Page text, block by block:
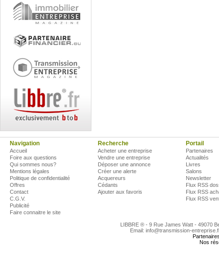
Navigation
Accueil
Foire aux questions
Qui sommes nous?
Mentions légales
Politique de confidentialité
Offres
Contact
C.G.V.
Publicité
Faire connaitre le site
Recherche
Acheter une entreprise
Vendre une entreprise
Déposer une annonce
Créer une alerte
Acquereurs
Cédants
Ajouter aux favoris
Portail
Partenaires
Actualités
Livres
Salons
Newsletter
Flux RSS
Flux RSS
Flux RSS
LIBBRE ® - 9 Rue James Watt - 49070
Email: info@transmission-
Nos